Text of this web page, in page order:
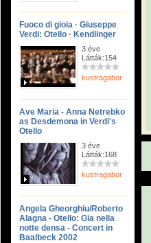
Fuoco di gioia · Giuseppe
Verdi: Otello · Kendlinger
3 éve
Látták:154
kustragabor
Ave Maria - Anna Netrebko
as Desdemona in Verdi's
Otello
3 éve
Látták:168
kustragabor
Angela Gheorghiu/Roberto
Alagna - Otello: Gia nella
notte densa - Concert in
Baalbeck 2002